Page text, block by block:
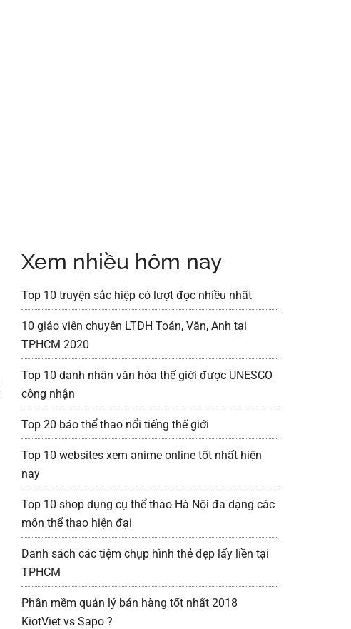
Xem nhiều hôm nay
Top 10 truyện sắc hiệp có lượt đọc nhiều nhất
10 giáo viên chuyên LTĐH Toán, Văn, Anh tại
TPHCM 2020
Top 10 danh nhân văn hóa thế giới được UNESCO
công nhận
Top 20 báo thể thao nổi tiếng thế giới
Top 10 websites xem anime online tốt nhất hiện
nay
Top 10 shop dụng cụ thể thao Hà Nội đa dạng các
môn thể thao hiện đại
Danh sách các tiệm chụp hình thẻ đẹp lấy liền tại
TPHCM
Phần mềm quản lý bán hàng tốt nhất 2018
KiotViet vs Sapo ?